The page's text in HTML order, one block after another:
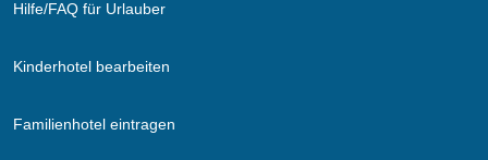
Hilfe/FAQ für Urlauber
Kinderhotel bearbeiten
Familienhotel eintragen